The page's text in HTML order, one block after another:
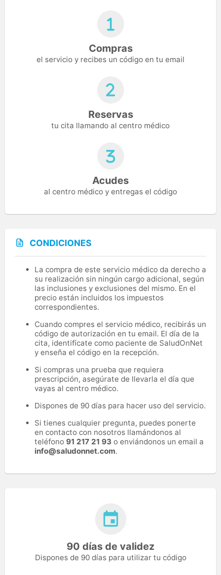
Compras
el servicio y recibes un código en tu email
Reservas
tu cita llamando al centro médico
Acudes
al centro médico y entregas el código
CONDICIONES
La compra de este servicio médico da derecho a
su realización sin ningún cargo adicional, según
las inclusiones y exclusiones del mismo. En el
precio están incluidos los impuestos
correspondientes.
Cuando compres el servicio médico, recibirás un
código de autorización en tu email. El día de la
cita, identifícate como paciente de SaludOnNet
y enseña el código en la recepción.
Si compras una prueba que requiera
prescripción, asegúrate de llevarla el día que
vayas al centro médico.
Dispones de 90 días para hacer uso del servicio.
Si tienes cualquier pregunta, puedes ponerte
en contacto con nosotros llamándonos al
teléfono 91 217 21 93 o enviándonos un email a
info@saludonnet.com.
90 días de validez
Dispones de 90 días para utilizar tu código